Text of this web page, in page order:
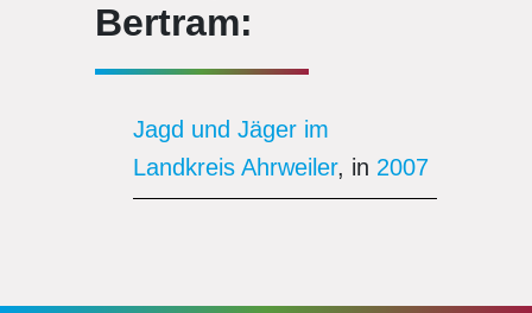
Bertram:
Jagd und Jäger im
Landkreis Ahrweiler, in 2007